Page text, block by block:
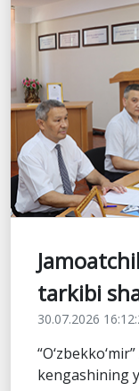
tarkibi
30.07.2026
kengashining